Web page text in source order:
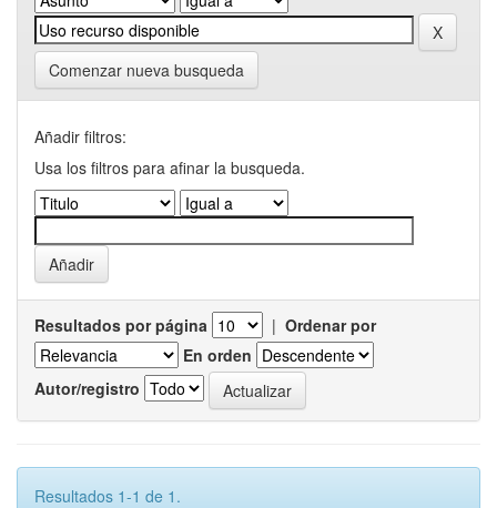
Comenzar nueva busqueda
Añadir filtros:
Usa los filtros para afinar la busqueda.
Resultados por página | Ordenar por
En orden
Autor/registro
Resultados 1-1 de 1.